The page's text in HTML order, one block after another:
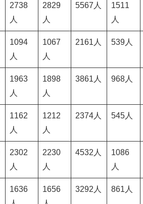
2738
人
2829
人
5567人
1511
人
1094
人
1067
人
2161人 539人
1963
人
1898
人
3861人 968人
1162
人
1212
人
2374人 545人
2302
人
2230
人
4532人
1086
人
1636
1656
3292人 861人